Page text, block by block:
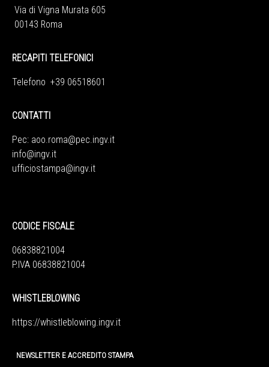
Via di Vigna Murata 605
00143 Roma
RECAPITI TELEFONICI
Telefono +39 06518601
CONTATTI
Pec: aoo.roma@pec.ingv.it
info@ingv.it
ufficiostampa@ingv.it
CODICE FISCALE
06838821004
P.IVA 06838821004
WHISTLEBLOWING
https://whistleblowing.ingv.it
NEWSLETTER E ACCREDITO STAMPA